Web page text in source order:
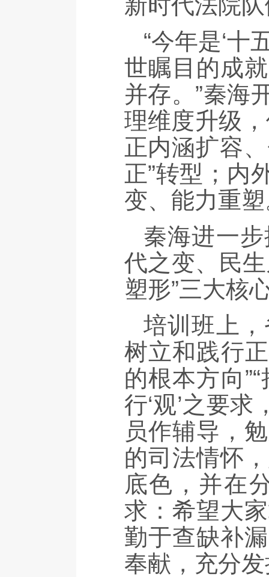
“今年是‘十
世瞩目的成
并存。”秦海
理维度升级
正内涵扩容
正”转型；内
变、能力重
秦海进一
代之变、民
塑形”三大核
培训班上
树立和践行
的根本方向
行‘观’之要
员作辅导，
的司法情怀
底色，并在
求：希望大
勤于查缺补
奉献，充分